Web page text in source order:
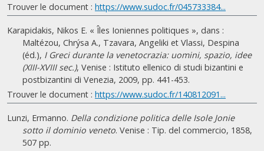
Trouver le document : https://www.sudoc.fr/045733384...
Karapidakis, Nikos E. « Îles Ioniennes politiques », dans :
Maltézou, Chrýsa A., Tzavara, Angeliki et Vlassi, Despina
(éd.), I Greci durante la venetocrazia: uomini, spazio, idee
(XIII-XVIII sec.), Venise : Istituto ellenico di studi bizantini e
postbizantini di Venezia, 2009, pp. 441-453.
Trouver le document : https://www.sudoc.fr/140812091...
Lunzi, Ermanno. Della condizione politica delle Isole Jonie
sotto il dominio veneto. Venise : Tip. del commercio, 1858,
507 pp.